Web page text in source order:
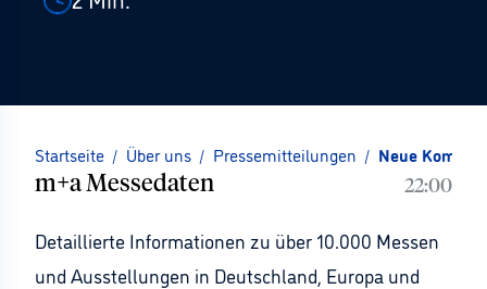
Startseite / Über uns / Pressemitteilungen / Neue
m+a Messedaten
22:00
Detaillierte Informationen zu über 10.000 Messen
und Ausstellungen in Deutschland, Europa und